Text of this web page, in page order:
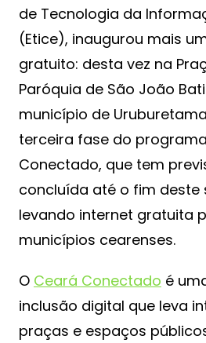
de Tecnologia da
(Etice), inaugurou mais
gratuito: desta vez na
Paróquia de São João
município de
terceira fase do
Conectado, que tem
concluída até o fim deste
levando internet gratuita
municípios cearenses.
O Ceará Conectado é
inclusão digital que leva
praças e espaços